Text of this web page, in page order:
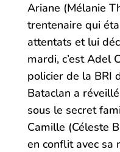
Ariane (Mélanie
trentenaire qui
attentats et lui
mardi, c’est Adel
policier de la BRI
Bataclan a
sous le secret
Camille (Céleste
en conflit avec sa